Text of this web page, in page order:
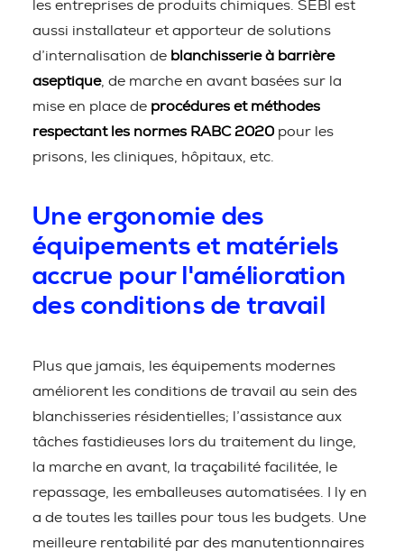
les entreprises de produits chimiques. SEBI est
aussi installateur et apporteur de solutions
d’internalisation de blanchisserie à barrière
aseptique, de marche en avant basées sur la
mise en place de procédures et méthodes
respectant les normes RABC 2020 pour les
prisons, les cliniques, hôpitaux, etc.
Une ergonomie des
équipements et matériels
accrue pour l'amélioration
des conditions de travail
Plus que jamais, les équipements modernes
améliorent les conditions de travail au sein des
blanchisseries résidentielles; l’assistance aux
tâches fastidieuses lors du traitement du linge,
la marche en avant, la traçabilité facilitée, le
repassage, les emballeuses automatisées. I ly en
a de toutes les tailles pour tous les budgets. Une
meilleure rentabilité par des manutentionnaires